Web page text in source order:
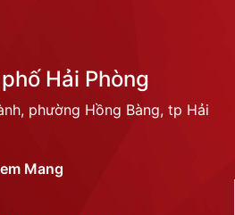
Hải Phòng
phường Hồng Bàng, tp Hải